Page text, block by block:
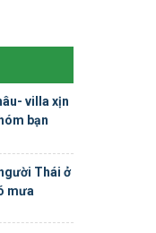
villa xịn
bạn
Thái ở
mưa